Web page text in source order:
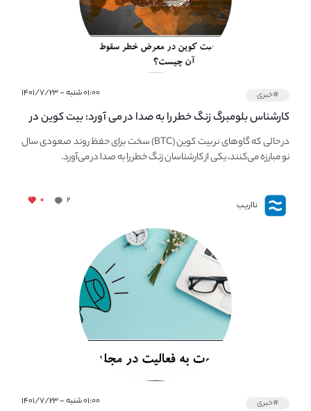
#خبری ۰۱:۰۰ شنبه - ۱۴۰۱/۷/۲۳
کارشناس بلومبرگ زنگ خطر را به صدا در می آورد: بیت کوین در
معرض خطر سقوط بزرگ است - دلیل آن چیست؟در حالی که گاوهای نر بیت کوین (BTC) سخت برای حفظ روند صعودی سال
نو مبارزه می‌کنند، یکی از کارشناسان زنگ خطر را به صدا در می‌آورد.
نااریب ۲ ۰
#خبری ۰۱:۰۰ شنبه - ۱۴۰۱/۷/۲۳